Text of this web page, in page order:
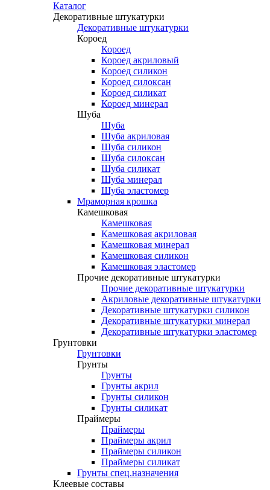
Каталог
Декоративные штукатурки
Декоративные штукатурки
Короед
Короед
Короед акриловый
Короед силикон
Короед силоксан
Короед силикат
Короед минерал
Шуба
Шуба
Шуба акриловая
Шуба силикон
Шуба силоксан
Шуба силикат
Шуба минерал
Шуба эластомер
Мраморная крошка
Камешковая
Камешковая
Камешковая акриловая
Камешковая минерал
Камешковая силикон
Камешковая эластомер
Прочие декоративные штукатурки
Прочие декоративные штукатурки
Акриловые декоративные штукатурки
Декоративные штукатурки силикон
Декоративные штукатурки минерал
Декоративные штукатурки эластомер
Грунтовки
Грунтовки
Грунты
Грунты
Грунты акрил
Грунты силикон
Грунты силикат
Праймеры
Праймеры
Праймеры акрил
Праймеры силикон
Праймеры силикат
Грунты спец.назначения
Клеевые составы